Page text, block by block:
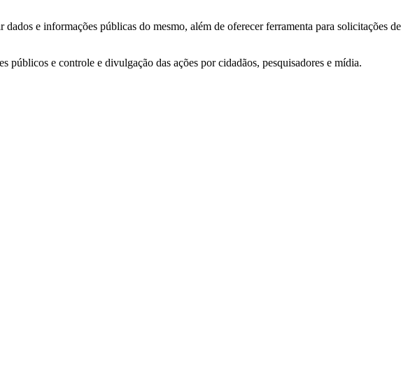
e informações públicas do mesmo, além de oferecer ferramenta para solicitações de
e controle e divulgação das ações por cidadãos, pesquisadores e mídia.